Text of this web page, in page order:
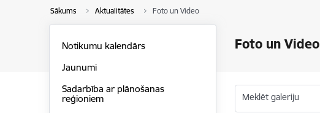
Sākums Aktualitātes Foto un Video
Foto un Video
Notikumu kalendārs
Jaunumi
Sadarbība ar plānošanas
reģioniem
Meklēt galeriju